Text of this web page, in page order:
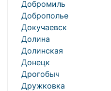
Добромиль
Доброполье
Докучаевск
Долина
Долинская
Донецк
Дрогобыч
Дружковка